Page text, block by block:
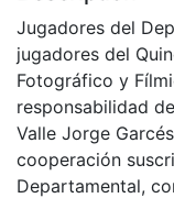
Jugadores del
jugadores del
Fotográfico y
responsabilidad
Valle Jorge
cooperación
Departamental,